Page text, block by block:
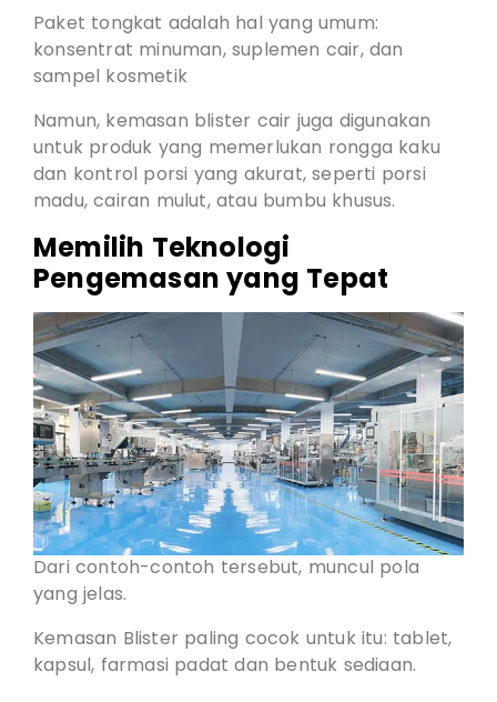
Paket tongkat adalah hal yang umum:
konsentrat minuman, suplemen cair, dan
sampel kosmetik
Namun, kemasan blister cair juga digunakan
untuk produk yang memerlukan rongga kaku
dan kontrol porsi yang akurat, seperti porsi
madu, cairan mulut, atau bumbu khusus.
Memilih Teknologi
Pengemasan yang Tepat
Dari contoh-contoh tersebut, muncul pola
yang jelas.
Kemasan Blister paling cocok untuk itu: tablet,
kapsul, farmasi padat dan bentuk sediaan.